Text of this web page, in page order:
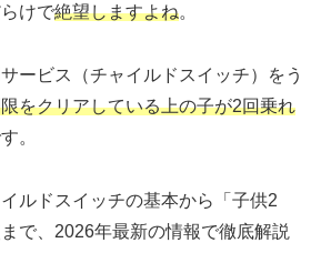
けで絶望しますよね。
ービス（チャイルドスイッチ）をう
をクリアしている上の子が2回乗れ
。
ルドスイッチの基本から「子供2
で、2026年最新の情報で徹底解説